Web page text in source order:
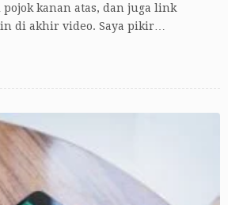
kanan atas, dan juga link
di akhir video. Saya pikir…